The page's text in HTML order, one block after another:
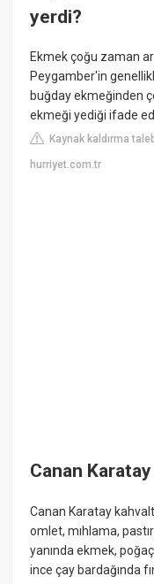
yerdi?
Ekmek çoğu zaman
Peygamber'in
buğday ekmeğinden
ekmeği yediği ifade
Kaynak kaldırma
hurriyet.com.tr
Canan
Canan Karatay
omlet, mıhlama,
yanında ekmek,
ince çay bardağında